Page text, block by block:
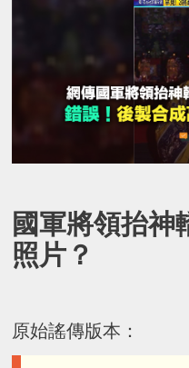
國軍將領抬神
照片？
原始謠傳版本：